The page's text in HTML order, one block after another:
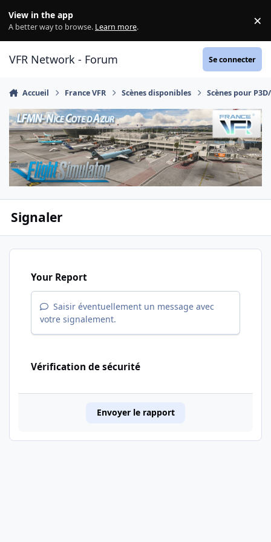
View in the app
A better way to browse. Learn more. ×
VFR Network - Forum Se connecter
Accueil France VFR Scènes disponibles Scènes pour
Signaler
Your Report
Saisir éventuellement un message avec
votre signalement.
Vérification de sécurité
Envoyer le rapport